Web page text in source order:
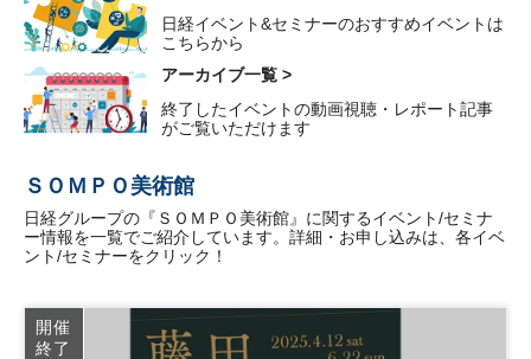
日経イベント&セミナーのおすすめイベントは
こちらから
アーカイブ一覧 >
終了したイベントの動画視聴・レポート記事
がご覧いただけます
ＳＯＭＰＯ美術館
日経グループの『ＳＯＭＰＯ美術館』に関するイベント/セミナ
ー情報を一覧でご紹介しています。詳細・お申し込みは、各イベ
ント/セミナーをクリック！
開催
終了